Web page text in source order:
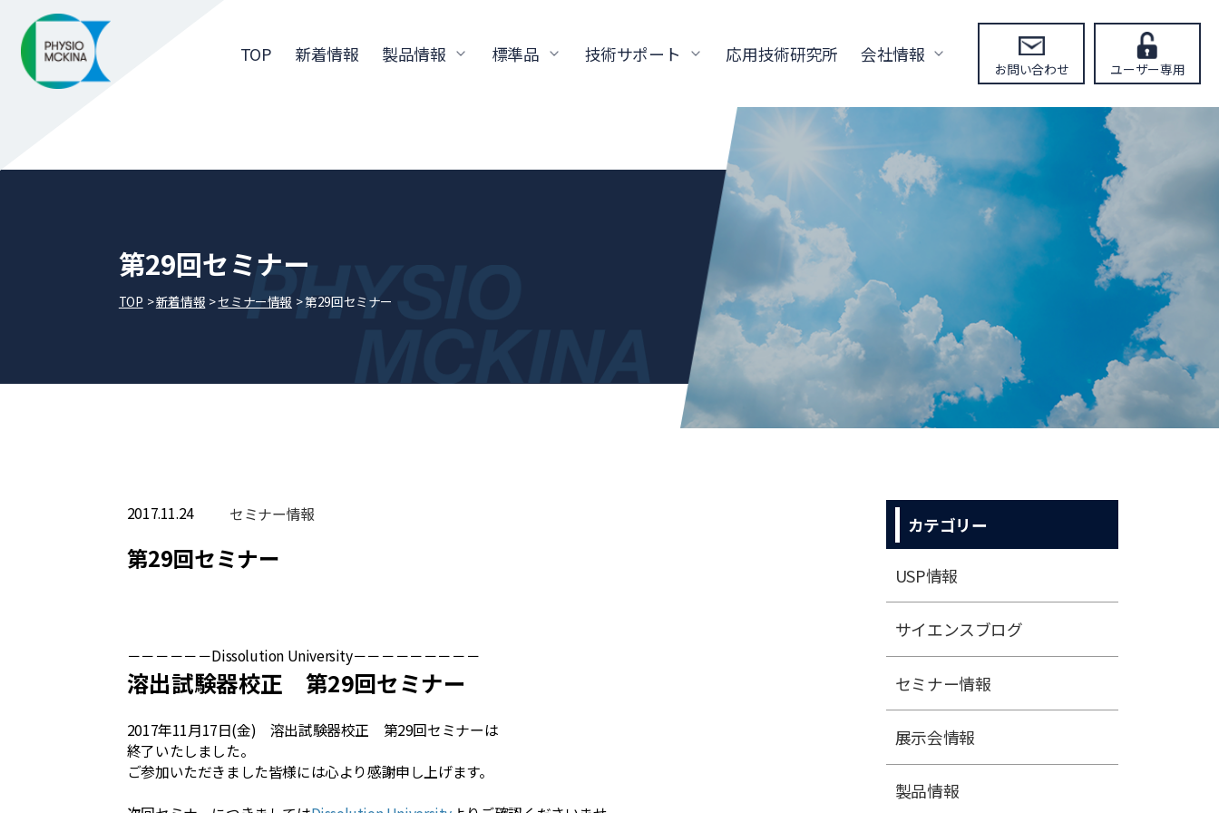
TOP 新着情報 製品情報 標準品 技術サポート 応用技術研究所 会社情報
お問い合わせ ユーザー専用
第29回セミナー
TOP 新着情報 セミナー情報 第29回セミナー
2017.11.24 セミナー情報
第29回セミナー
－－－－－－Dissolution University－－－－－－－－－
溶出試験器校正 第29回セミナー
2017年11月17日(金) 溶出試験器校正 第29回セミナーは
終了いたしました。
ご参加いただきました皆様には心より感謝申し上げます。
カテゴリー
USP情報
サイエンスブログ
セミナー情報
展⽰会情報
製品情報